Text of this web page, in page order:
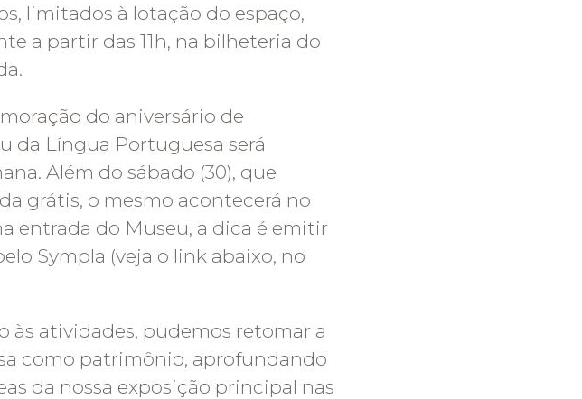
limitados à lotação do espaço,
a partir das 11h, na bilheteria do
do aniversário de
da Língua Portuguesa será
Além do sábado (30), que
grátis, o mesmo acontecerá no
entrada do Museu, a dica é emitir
Sympla (veja o link abaixo, no
às atividades, pudemos retomar a
como patrimônio, aprofundando
da nossa exposição principal nas